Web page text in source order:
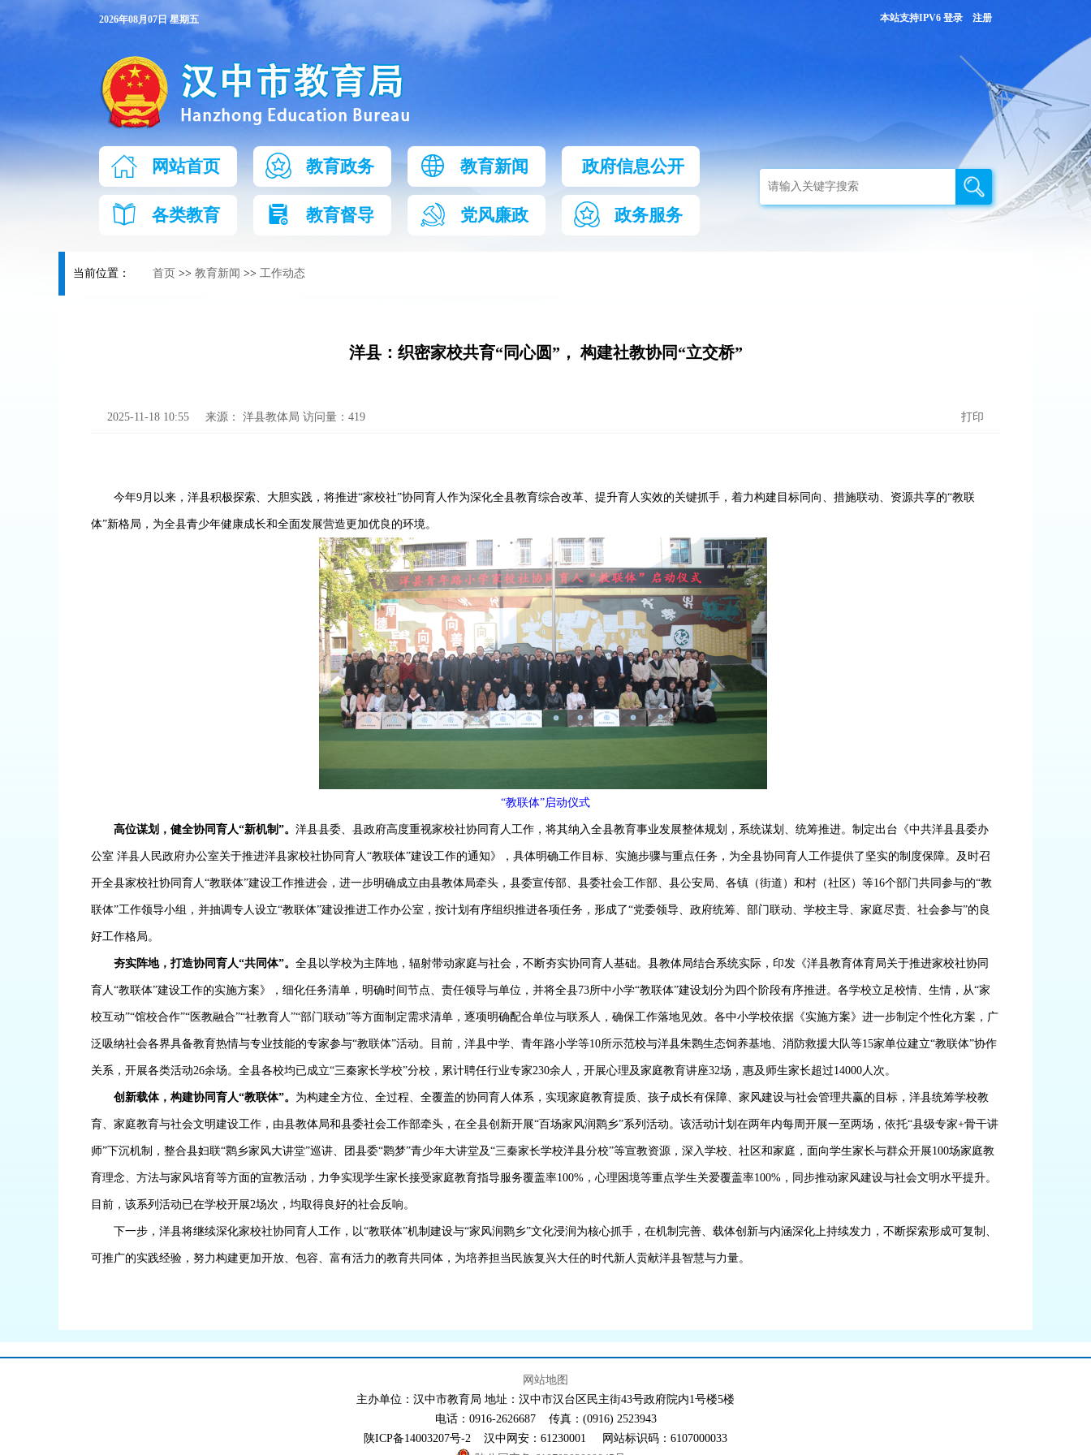
2026年08月07日 星期五 本站支持IPV6 登录 注册
网站首页 教育政务 教育新闻 政府信息公开
各类教育 教育督导 党风廉政 政务服务
当前位置： 首页 >> 教育新闻 >> 工作动态
洋县：织密家校共育“同心圆”， 构建社教协同“立交桥”
2025-11-18 10:55 来源： 洋县教体局 访问量： 419 打印
今年9月以来，洋县积极探索、大胆实践，将推进“家校社”协同育人作为深化全县教育综合改革、提升育人实效的关键抓手，着力构建目标同向、措施联动、资源共享的“教联
体”新格局，为全县青少年健康成长和全面发展营造更加优良的环境。
“教联体”启动仪式
高位谋划，健全协同育人“新机制”。洋县县委、县政府高度重视家校社协同育人工作，将其纳入全县教育事业发展整体规划，系统谋划、统筹推进。制定出台《中共洋县县委办
公室 洋县人民政府办公室关于推进洋县家校社协同育人“教联体”建设工作的通知》， 具体明确工作目标、实施步骤与重点任务，为全县协同育人工作提供了坚实的制度保障。 及时召
开全县家校社协同育人“教联体”建设工作推进会，进一步明确成立由县教体局牵头，县委宣传部、县委社会工作部、县公安局、各镇（街道）和村（社区）等16个部门共同参与的“教
联体”工作领导小组，并抽调专人设立“教联体”建设推进工作办公室，按计划有序组织推进各项任务，形成了“党委领导、政府统筹、部门联动、学校主导、家庭尽责、社会参与”的良
好工作格局。
夯实阵地，打造协同育人“共同体”。全县以学校为主阵地，辐射带动家庭与社会，不断夯实协同育人基础。县教体局结合系统实际， 印发 《洋县教育体育局关于推进家校社协同
育人“教联体”建设工作的实施方案》，细化任务清单，明确时间节点、责任领导与单位，并将全县73所中小学“教联体”建设划分为四个阶段有序推进。各学校立足校情、生情，从“家
校互动”“馆校合作”“医教融合”“社教育人”“部门联动”等方面制定需求清单，逐项明确配合单位与联系人，确保工作落地见效。各中小学校依据《实施方案》进一步制定个性化方案，广
泛吸纳社会各界具备教育热情与专业技能的专家参与“教联体”活动。目前， 洋县中学、青年路小学等10所示范校与洋县朱鹮生态饲养基地、消防救援大队等15家单位建立“教联体”协作
关系 ， 开展各类活动26余场。 全县各校均已成立“三秦家长学校”分校，累计聘任行业专家230余人，开展心理及家庭教育讲座32场，惠及师生家长超过14000人次。
创新载体，构建协同育人“教联体”。 为构建全方位、全过程、全覆盖的协同育人体系，实现家庭教育提质、孩子成长有保障、家风建设与社会管理共赢的目标，洋县统筹学校教
育、家庭教育与社会文明建设工作，由县教体局和县委社会工作部牵头，在全县创新开展“百场家风润鹮乡”系列活动。该活动计划在两年内每周开展一至两场 ，依托“县级专家+骨干讲
师”下沉机制，整合县妇联“鹮乡家风大讲堂”巡讲、团县委“鹮梦”青少年大讲堂及“三秦家长学校洋县分校”等宣教资源，深入学校、社区和家庭，面向学生家长与群众开展100场家庭教
育理念、方法与家风培育等方面的宣教活动，力争实现学生家长接受家庭教育指导服务覆盖率100% ，心理困境等重点学生关爱覆盖率100% ，同步推动家风建设与社会文明水平提升。
目前，该系列活动已在学校开展2场次，均取得良好的社会反响。
下一步，洋县将继续深化家校社协同育人工作，以“教联体”机制建设与“家风润鹮乡”文化浸润为核心抓手，在机制完善、载体创新与内涵深化上持续发力，不断探索形成可复制、
可推广的实践经验，努力构建更加开放、包容、富有活力的教育共同体，为培养担当民族复兴大任的时代新人贡献洋县智慧与力量。
网站地图
主办单位：汉中市教育局 地址：汉中市汉台区民主街43号政府院内1号楼5楼
电话：0916-2626687 传真：(0916) 2523943
陕ICP备14003207号-2 汉中网安：61230001 网站标识码：6107000033